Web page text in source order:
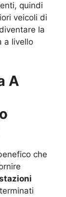
quindi
veicoli di
la
a livello
A
che